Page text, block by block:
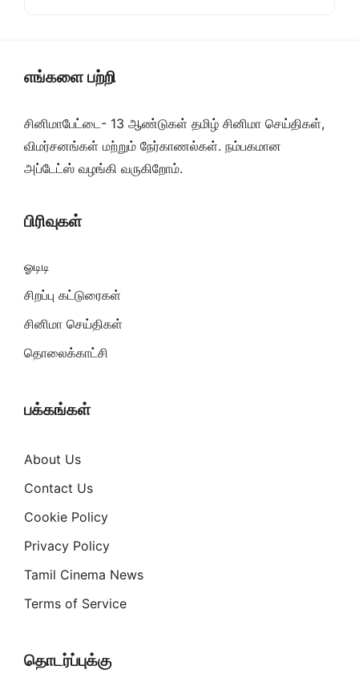
எங்களை பற்றி
சினிமாபேட்டை- 13 ஆண்டுகள் தமிழ் சினிமா செய்திகள்,
விமர்சனங்கள் மற்றும் நேர்காணல்கள். நம்பகமான
அப்டேட்ஸ் வழங்கி வருகிறோம்.
பிரிவுகள்
ஓடிடி
சிறப்பு கட்டுரைகள்
சினிமா செய்திகள்
தொலைக்காட்சி
பக்கங்கள்
About Us
Contact Us
Cookie Policy
Privacy Policy
Tamil Cinema News
Terms of Service
தொடர்ப்புக்கு